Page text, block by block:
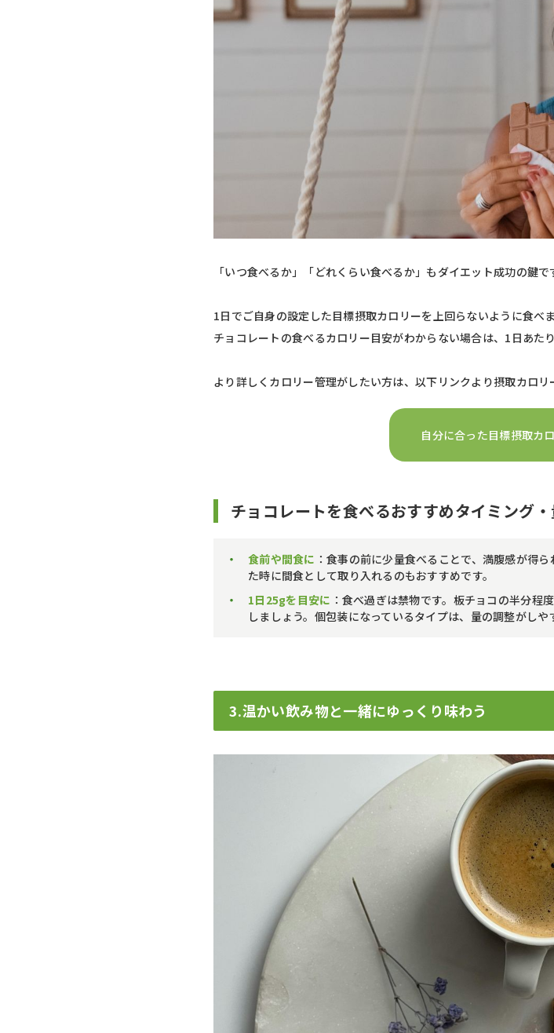
「いつ食べるか」「どれくらい食べるか」もダイエット成功の鍵で
1日でご自身の設定した目標摂取カロリーを上回らないように食べま
チョコレートの食べるカロリー目安がわからない場合は、1日あた
より詳しくカロリー管理がしたい方は、以下リンクより摂取カロリ
自分に合った目標摂取カ
チョコレートを食べるおすすめタイミング
食前や間食に ：食事の前に少量食べることで、満腹感が得
た時に間食として取り入れるのもおすすめです。
1日25gを目安に ：食べ過ぎは禁物です。板チョコの半分程
しましょう。個包装になっているタイプは、量の調整がしや
3.温かい飲み物と一緒にゆっくり味わう